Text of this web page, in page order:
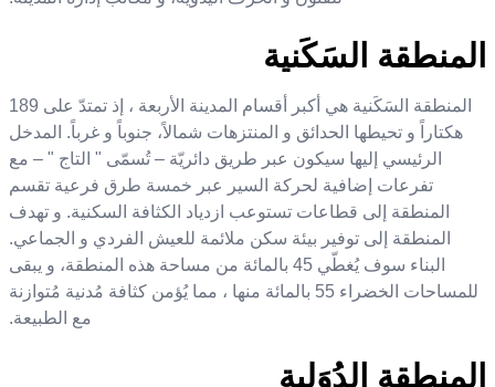
المنطقة السَكَنية
المنطقة السَكَنية هي أكبر أقسام المدينة الأربعة ، إذ تمتدّ على 189
هكتاراً و تحيطها الحدائق و المنتزهات شمالاً، جنوباً و غرباً. المدخل
الرئيسي إليها سيكون عبر طريق دائريّة – تُسمّى " التاج " – مع
تفرعات إضافية لحركة السير عبر خمسة طرق فرعية تقسم
المنطقة إلى قطاعات تستوعب ا ز دياد الكثافة السكنية. و تهدف
المنطقة إلى توفير بيئة سكن ملائمة للعيش الفردي و الجماعي.
البناء سوف يُغطّي 45 بالمائة من مساحة هذه المنطقة، و يبقى
للمساحات الخضراء 55 بالمائة منها ، مما يُؤمن كثافة مُدنية مُتوازنة
مع الطبيعة.
المنطقة الدُوَلية